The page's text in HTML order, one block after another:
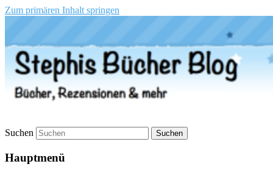
Zum primären Inhalt springen
Stephis Bücher Blog
Suchen
Hauptmenü